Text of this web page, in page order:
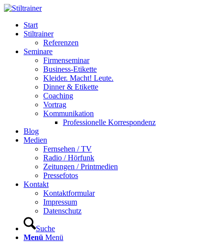
Start
Stiltrainer
Referenzen
Seminare
Firmenseminar
Business-Etikette
Kleider. Macht! Leute.
Dinner & Etikette
Coaching
Vortrag
Kommunikation
Professionelle Korrespondenz
Blog
Medien
Fernsehen / TV
Radio / Hörfunk
Zeitungen / Printmedien
Pressefotos
Kontakt
Kontaktformular
Impressum
Datenschutz
Suche
Menü Menü